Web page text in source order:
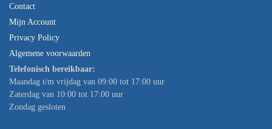
Contact
Mijn Account
Privacy Policy
Algemene voorwaarden
Telefonisch bereikbaar:
Maandag t/m vrijdag van 09:00 tot 17:00 uur
Zaterdag van 10:00 tot 17:00 uur
Zondag gesloten